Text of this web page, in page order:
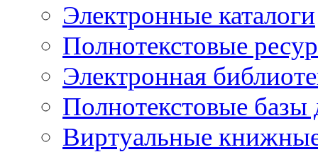
Электронные каталоги
Полнотекстовые
Электронная
Полнотекстовые
Виртуальные